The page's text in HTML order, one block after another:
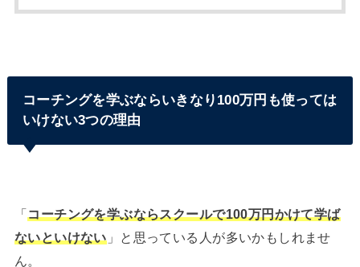
コーチングを学ぶならいきなり100万円も使っては
いけない3つの理由
「コーチングを学ぶならスクールで100万円かけて学ば
ないといけない」と思っている人が多いかもしれませ
ん。